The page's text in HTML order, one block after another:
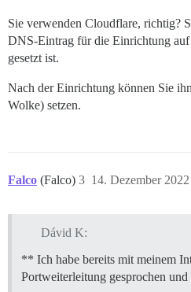
Sie verwenden Cloudflare, richtig?
DNS-Eintrag für die Einrichtung
gesetzt ist.
Nach der Einrichtung können Sie
Wolke) setzen.
Falco (Falco) 14. Dezember
3
Dávid K:
** Ich habe bereits mit meinem
Portweiterleitung gesprochen